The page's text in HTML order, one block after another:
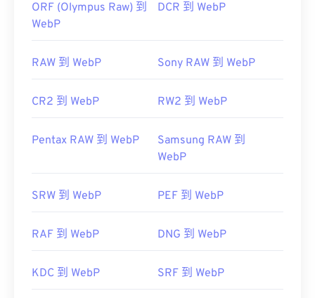
ORF (Olympus Raw) 到
WebP
DCR 到 WebP
RAW 到 WebP Sony RAW 到 WebP
CR2 到 WebP RW2 到 WebP
Pentax RAW 到 WebP
Samsung RAW 到
WebP
SRW 到 WebP PEF 到 WebP
RAF 到 WebP DNG 到 WebP
KDC 到 WebP SRF 到 WebP